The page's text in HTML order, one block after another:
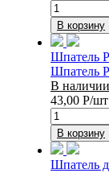
В корзину
Шпатель
Шпатель
В
43,00 Р/шт
В корзину
Шпатель